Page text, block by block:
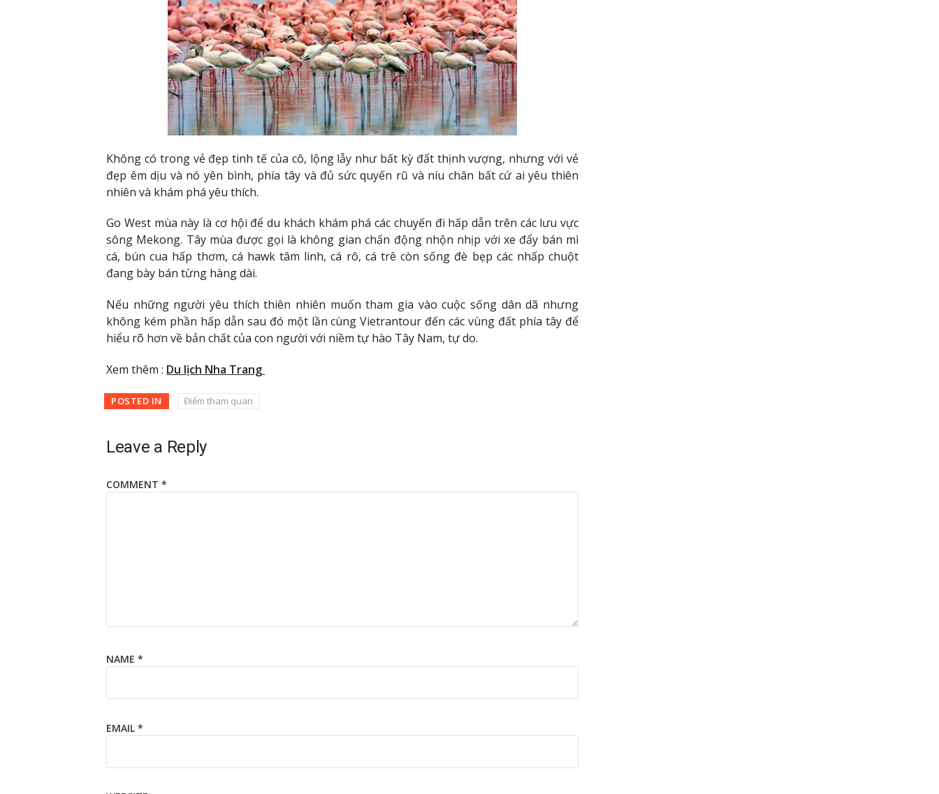
Không có trong vẻ đẹp tinh tế của cô, lộng lẫy như bất kỳ đất thịnh vượng, nhưng với vẻ
đẹp êm dịu và nó yên bình, phía tây và đủ sức quyến rũ và níu chân bất cứ ai yêu thiên
nhiên và khám phá yêu thích.
Go West mùa này là cơ hội để du khách khám phá các chuyến đi hấp dẫn trên các lưu vực
sông Mekong. Tây mùa được gọi là không gian chấn động nhộn nhịp với xe đẩy bán mì
cá, bún cua hấp thơm, cá hawk tâm linh, cá rô, cá trê còn sống đè bẹp các nhấp chuột
đang bày bán từng hàng dài.
Nếu những người yêu thích thiên nhiên muốn tham gia vào cuộc sống dân dã nhưng
không kém phần hấp dẫn sau đó một lần cùng Vietrantour đến các vùng đất phía tây để
hiểu rõ hơn về bản chất của con người với niềm tự hào Tây Nam, tự do.
Xem thêm : Du lịch Nha Trang
POSTED IN Điểm tham quan
Leave a Reply
COMMENT *
NAME *
EMAIL *